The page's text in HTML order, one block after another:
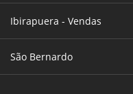
Ibirapuera - Vendas
São Bernardo